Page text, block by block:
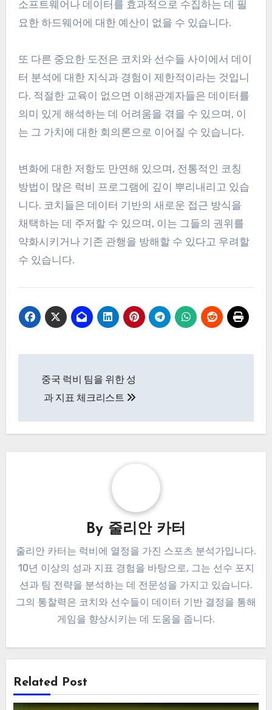
소프트웨어나 데이터를 효과적으로 수집하는 데 필
요한 하드웨어에 대한 예산이 없을 수 있습니다.
또 다른 중요한 도전은 코치와 선수들 사이에서 데이
터 분석에 대한 지식과 경험이 제한적이라는 것입니
다. 적절한 교육이 없으면 이해관계자들은 데이터를
의미 있게 해석하는 데 어려움을 겪을 수 있으며, 이
는 그 가치에 대한 회의론으로 이어질 수 있습니다.
변화에 대한 저항도 만연해 있으며, 전통적인 코칭
방법이 많은 럭비 프로그램에 깊이 뿌리내리고 있습
니다. 코치들은 데이터 기반의 새로운 접근 방식을
채택하는 데 주저할 수 있으며, 이는 그들의 권위를
약화시키거나 기존 관행을 방해할 수 있다고 우려할
수 있습니다.
navigation
중국 럭비 팀을 위한 성
과 지표 체크리스트
By 줄리안 카터
줄리안 카터는 럭비에 열정을 가진 스포츠 분석가입니다.
10년 이상의 성과 지표 경험을 바탕으로, 그는 선수 포지
션과 팀 전략을 분석하는 데 전문성을 가지고 있습니다.
그의 통찰력은 코치와 선수들이 데이터 기반 결정을 통해
게임을 향상시키는 데 도움을 줍니다.
Related Post